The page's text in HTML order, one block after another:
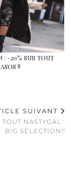
: -20% SUR TOUT
ASOS !!
SUIVANT
NASTYGAL :
BIG SÉLECTION!!